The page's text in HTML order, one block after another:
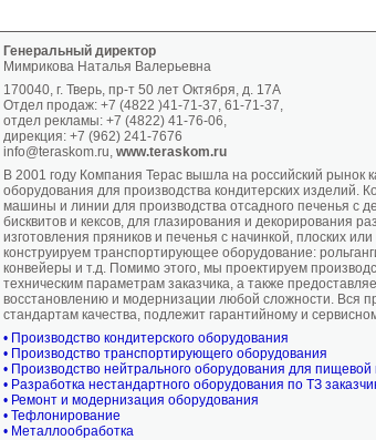
Генеральный директор
Мимрикова Наталья Валерьевна
170040, г. Тверь, пр-т 50 лет Октября, д. 17А
Отдел продаж: +7 (4822 )41-71-37, 61-71-37,
отдел рекламы: +7 (4822) 41-76-06,
дирекция: +7 (962) 241-7676
info@teraskom.ru, www.teraskom.ru
В 2001 году Компания Терас вышла на российский рынок
оборудования для производства кондитерских изделий.
машины и линии для производства отсадного печенья с
бисквитов и кексов, для глазирования и декорирования
изготовления пряников и печенья с начинкой, плоских
конструируем транспортирующее оборудование:
конвейеры и т.д. Помимо этого, мы проектируем
техническим параметрам заказчика, а также
восстановлению и модернизации любой сложности. Вся
стандартам качества, подлежит гарантийному и
• Производство кондитерского оборудования
• Производство транспортирующего оборудования
• Производство нейтрального оборудования для
• Разработка нестандартного оборудования по ТЗ
• Ремонт и модернизация оборудования
• Тефлонирование
• Металлообработка